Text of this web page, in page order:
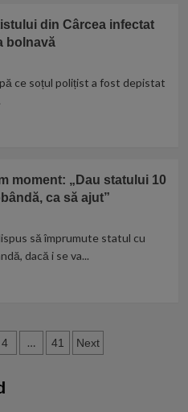
din Cârcea infectat
bolnavă
ce soțul polițist a fost depistat
moment: „Dau statului 10
ca să ajut”
să împrumute statul cu
dacă i se va...
4 … 41 Next